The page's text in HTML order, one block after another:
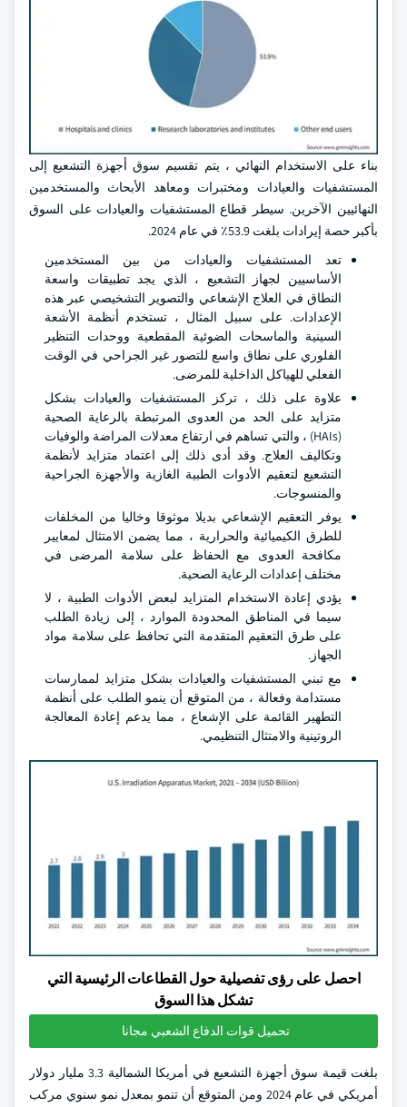
بناء على الاستخدام النهائي ، يتم تقسيم سوق أجهزة التشعيع إلى
المستشفيات والعيادات ومختبرات ومعاهد الأبحاث والمستخدمين
النهائيين الآخرين. سيطر قطاع المستشفيات والعيادات على السوق
بأكبر حصة إيرادات بلغت 53.9٪ في عام 2024.
تعد المستشفيات والعيادات من بين المستخدمين
الأساسيين لجهاز التشعيع ، الذي يجد تطبيقات واسعة
النطاق في العلاج الإشعاعي والتصوير التشخيصي عبر هذه
الإعدادات. على سبيل المثال ، تستخدم أنظمة الأشعة
السينية والماسحات الضوئية المقطعية ووحدات التنظير
الفلوري على نطاق واسع للتصور غير الجراحي في الوقت
الفعلي للهياكل الداخلية للمرضى.
علاوة على ذلك ، تركز المستشفيات والعيادات بشكل
متزايد على الحد من العدوى المرتبطة بالرعاية الصحية
(HAIs) ، والتي تساهم في ارتفاع معدلات المراضة والوفيات
وتكاليف العلاج. وقد أدى ذلك إلى اعتماد متزايد لأنظمة
التشعيع لتعقيم الأدوات الطبية الغازية والأجهزة الجراحية
والمنسوجات.
يوفر التعقيم الإشعاعي بديلا موثوقا وخاليا من المخلفات
للطرق الكيميائية والحرارية ، مما يضمن الامتثال لمعايير
مكافحة العدوى مع الحفاظ على سلامة المرضى في
مختلف إعدادات الرعاية الصحية.
يؤدي إعادة الاستخدام المتزايد لبعض الأدوات الطبية ، لا
سيما في المناطق المحدودة الموارد ، إلى زيادة الطلب
على طرق التعقيم المتقدمة التي تحافظ على سلامة مواد
الجهاز.
مع تبني المستشفيات والعيادات بشكل متزايد لممارسات
مستدامة وفعالة ، من المتوقع أن ينمو الطلب على أنظمة
التطهير القائمة على الإشعاع ، مما يدعم إعادة المعالجة
الروتينية والامتثال التنظيمي.
احصل على رؤى تفصيلية حول القطاعات الرئيسية التي
تشكل هذا السوق
تحميل قوات الدفاع الشعبي مجانا
بلغت قيمة سوق أجهزة التشعيع في أمريكا الشمالية 3.3 مليار دولار
أمريكي في عام 2024 ومن المتوقع أن تنمو بمعدل نمو سنوي مركب